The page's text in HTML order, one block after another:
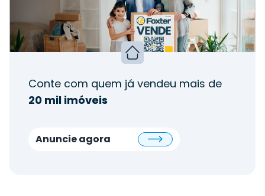
Conte com quem já vendeu mais de
20 mil imóveis
Anuncie agora